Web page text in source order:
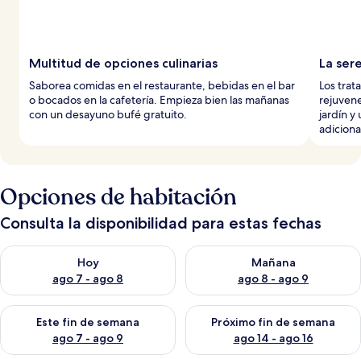
Multitud de opciones culinarias
Saborea comidas en el restaurante, bebidas en el bar
o bocados en la cafetería. Empieza bien las mañanas
con un desayuno bufé gratuito.
La
Los
jardín y
Opciones de habitación
Consulta la disponibilidad para estas fechas
Hoy
ago 7 - ago 8
Consulta la disponibilidad para hoy ago 7 - ago 8
Mañana
ago 8 - ago 9
Consulta la disponibilidad
Este fin de semana
ago 7 - ago 9
Consulta la disponibilidad para este fin de semana ago 7 -
Próximo fin de semana
ago 14 - ago 16
Consulta la disponibilidad